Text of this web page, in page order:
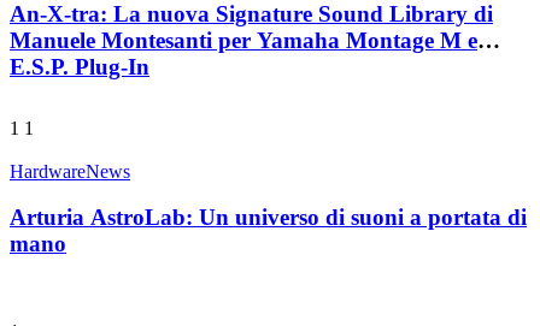
An-X-tra: La nuova Signature Sound Library di
Manuele Montesanti per Yamaha Montage M e
E.S.P. Plug-In
1 1
HardwareNews
Arturia AstroLab: Un universo di suoni a portata di
mano